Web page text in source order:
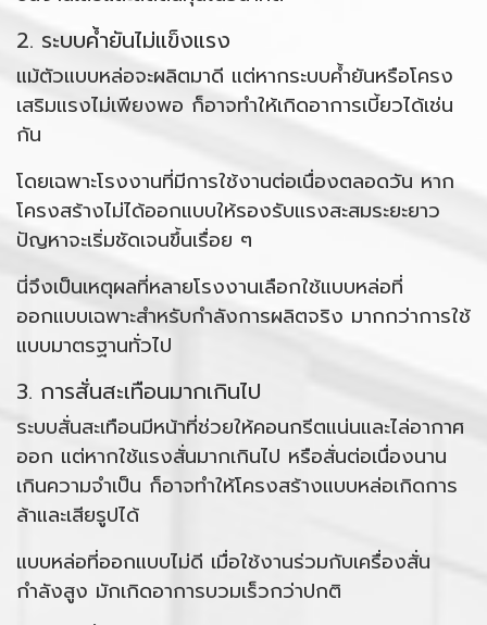
2. ระบบค้ำยันไม่แข็งแรง
แม้ตัวแบบหล่อจะผลิตมาดี แต่หากระบบค้ำยันหรือโครง
เสริมแรงไม่เพียงพอ ก็อาจทำให้เกิดอาการเบี้ยวได้เช่น
กัน
โดยเฉพาะโรงงานที่มีการใช้งานต่อเนื่องตลอดวัน หาก
โครงสร้างไม่ได้ออกแบบให้รองรับแรงสะสมระยะยาว
ปัญหาจะเริ่มชัดเจนขึ้นเรื่อย ๆ
นี่จึงเป็นเหตุผลที่หลายโรงงานเลือกใช้แบบหล่อที่
ออกแบบเฉพาะสำหรับกำลังการผลิตจริง มากกว่าการใช้
แบบมาตรฐานทั่วไป
3. การสั่นสะเทือนมากเกินไป
ระบบสั่นสะเทือนมีหน้าที่ช่วยให้คอนกรีตแน่นและไล่อากาศ
ออก แต่หากใช้แรงสั่นมากเกินไป หรือสั่นต่อเนื่องนาน
เกินความจำเป็น ก็อาจทำให้โครงสร้างแบบหล่อเกิดการ
ล้าและเสียรูปได้
แบบหล่อที่ออกแบบไม่ดี เมื่อใช้งานร่วมกับเครื่องสั่น
กำลังสูง มักเกิดอาการบวมเร็วกว่าปกติ